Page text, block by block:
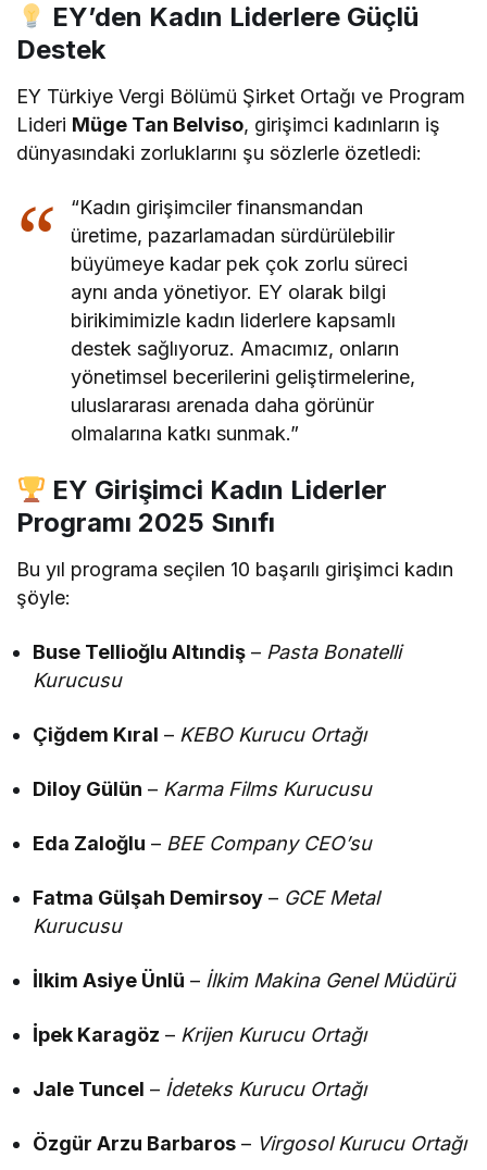
EY’den Kadın Liderlere Güçlü
Destek
EY Türkiye Vergi Bölümü Şirket Ortağı ve Program
Lideri Müge Tan Belviso, girişimci kadınların iş
dünyasındaki zorluklarını şu sözlerle özetledi:
“Kadın girişimciler finansmandan
üretime, pazarlamadan sürdürülebilir
büyümeye kadar pek çok zorlu süreci
aynı anda yönetiyor. EY olarak bilgi
birikimimizle kadın liderlere kapsamlı
destek sağlıyoruz. Amacımız, onların
yönetimsel becerilerini geliştirmelerine,
uluslararası arenada daha görünür
olmalarına katkı sunmak.”
EY Girişimci Kadın Liderler
Programı 2025 Sınıfı
Bu yıl programa seçilen 10 başarılı girişimci kadın
şöyle:
Buse Tellioğlu Altındiş – Pasta Bonatelli
Kurucusu
Çiğdem Kıral – KEBO Kurucu Ortağı
Diloy Gülün – Karma Films Kurucusu
Eda Zaloğlu – BEE Company CEO’su
Fatma Gülşah Demirsoy – GCE Metal
Kurucusu
İlkim Asiye Ünlü – İlkim Makina Genel Müdürü
İpek Karagöz – Krijen Kurucu Ortağı
Jale Tuncel – İdeteks Kurucu Ortağı
Özgür Arzu Barbaros – Virgosol Kurucu Ortağı